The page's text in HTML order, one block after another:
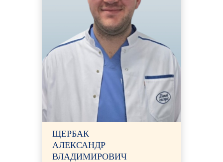
ЩЕРБАК
АЛЕКСАНДР
ВЛАДИМИРОВИЧ